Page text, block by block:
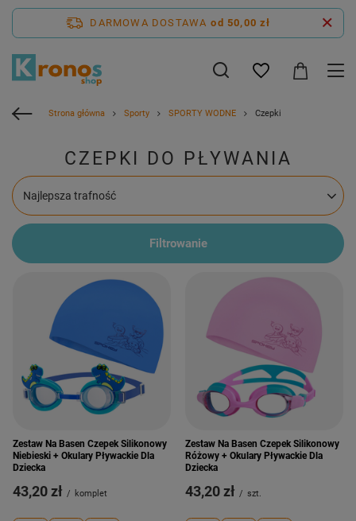
DARMOWA DOSTAWA od 50,00 zł
Strona główna Sporty SPORTY WODNE Czepki
CZEPKI DO PŁYWANIA
Zmień sortowanie
Najlepsza trafność
Filtrowanie
Zestaw Na Basen Czepek Silikonowy
Niebieski + Okulary Pływackie Dla
Dziecka
43,20 zł / komplet
Zestaw Na Basen Czepek Silikonowy
Różowy + Okulary Pływackie Dla
Dziecka
43,20 zł / szt.